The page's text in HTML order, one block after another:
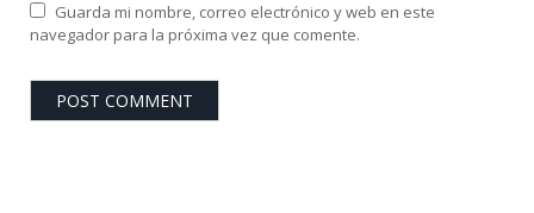
Guarda mi nombre, correo electrónico y web en este
navegador para la próxima vez que comente.